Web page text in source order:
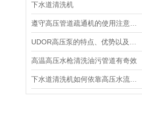
下水道清洗机
高温高压水枪清洗油污管道有奇效